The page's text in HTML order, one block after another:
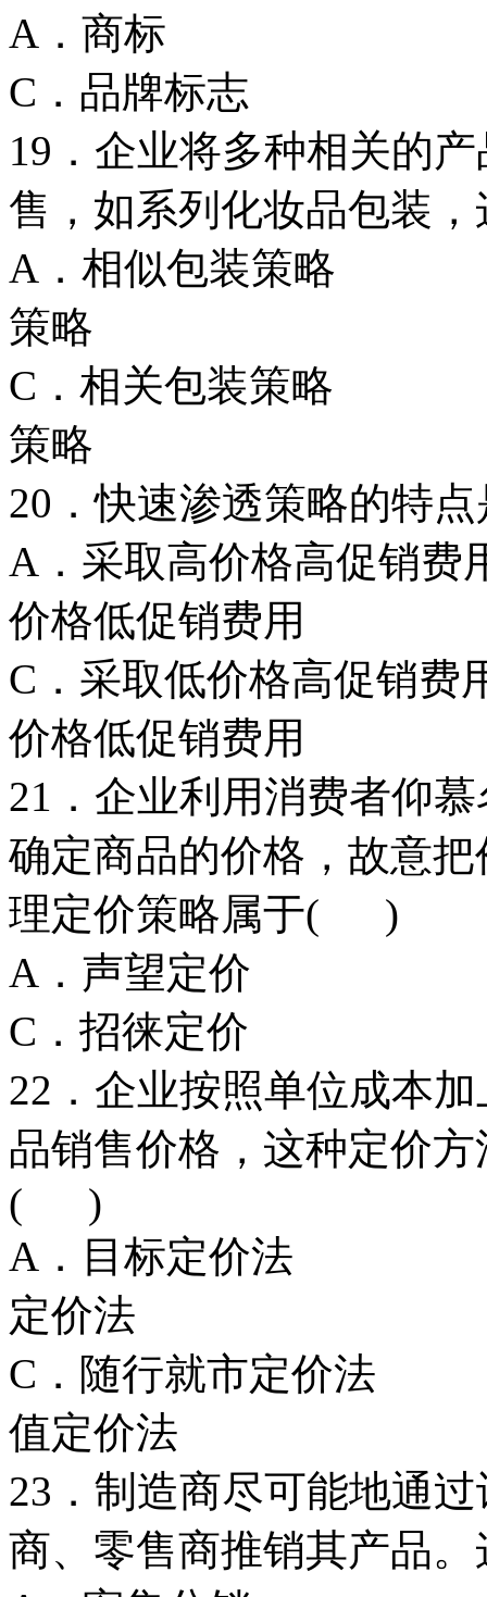
A．商标
C．品牌标
19．企业将多种相关的
售，如系列化妆品包装
A．相似包装
策略
C．相关包装
策略
20．快速渗透策略的
A．采取高价格
价格低促销费用
C．采取低价格
价格低促销费用
21．企业利用消费者仰
确定商品的价格，故意
理定价策略属于( )
A．声望定
C．招徕定
22．企业按照单位成本
品销售价格，这种定价
( )
A．目标定
定价法
C．随行就市
值定价法
23．制造商尽可能地通
商、零售商推销其产品